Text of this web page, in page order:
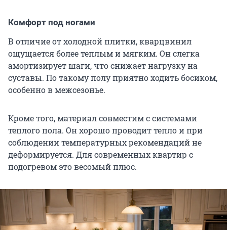
Комфорт под ногами
В отличие от холодной плитки, кварцвинил
ощущается более теплым и мягким. Он слегка
амортизирует шаги, что снижает нагрузку на
суставы. По такому полу приятно ходить босиком,
особенно в межсезонье.
Кроме того, материал совместим с системами
теплого пола. Он хорошо проводит тепло и при
соблюдении температурных рекомендаций не
деформируется. Для современных квартир с
подогревом это весомый плюс.